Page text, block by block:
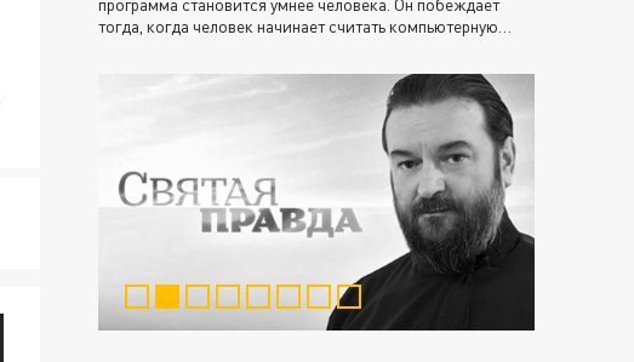
программа становится умнее человека. Он побеждает
тогда, когда человек начинает считать компьютерную